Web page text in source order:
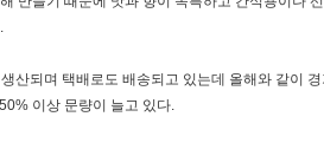
산되며 택배로도 배송되고 있는데 올해와 같이
이상 문량이 늘고 있다.